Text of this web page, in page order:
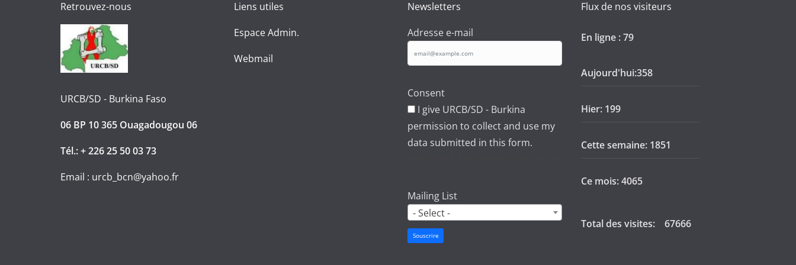
Retrouvez-nous
URCB/SD - Burkina Faso
06 BP 10 365 Ouagadougou 06
Tél.: + 226 25 50 03 73
Email : urcb_bcn@yahoo.fr
Liens utiles
Espace Admin.
Webmail
Newsletters
Adresse e-mail
Consent
I give URCB/SD - Burkina
permission to collect and use my
data submitted in this form.
Mailing List
- Select -
Souscrire
Flux de nos visiteurs
En ligne : 79
Aujourd'hui:358
Hier: 199
Cette semaine: 1851
Ce mois: 4065
Total des visites: 67666